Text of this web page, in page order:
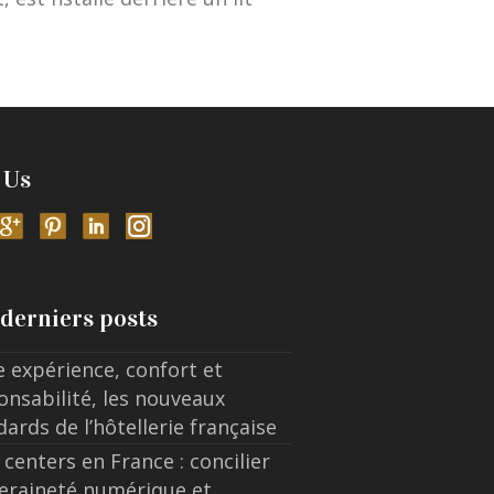
posts
expérience, confort et
les nouveaux
de l’hôtellerie française
centers en France : concilier